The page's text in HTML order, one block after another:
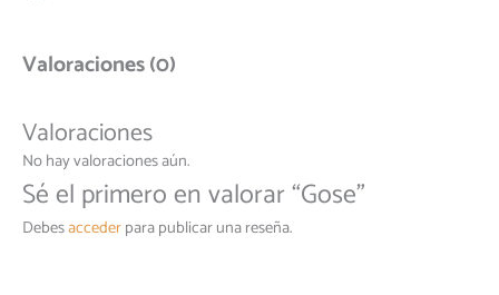
Valoraciones (0)
Valoraciones
No hay valoraciones aún.
Sé el primero en valorar “Gose”
Debesaccederpara publicar una reseña.